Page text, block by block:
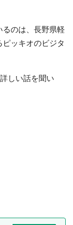
るのは、長野県軽
ッキオのビジタ
しい話を聞い